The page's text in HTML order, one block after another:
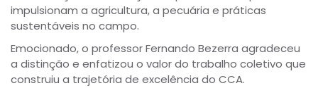
impulsionam a agricultura, a pecuária e práticas
sustentáveis no campo.
Emocionado, o professor Fernando Bezerra agradeceu
a distinção e enfatizou o valor do trabalho coletivo que
construiu a trajetória de excelência do CCA.